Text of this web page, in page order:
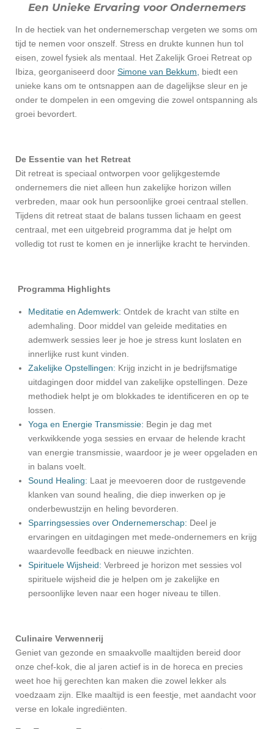
Een Unieke Ervaring voor Ondernemers
In de hectiek van het ondernemerschap vergeten we soms om
tijd te nemen voor onszelf. Stress en drukte kunnen hun tol
eisen, zowel fysiek als mentaal. Het Zakelijk Groei Retreat op
Ibiza, georganiseerd door Simone van Bekkum,
biedt een
unieke kans om te ontsnappen aan de dagelijkse sleur en je
onder te dompelen in een omgeving die zowel ontspanning als
groei bevordert.
De Essentie van het Retreat
Dit retreat is speciaal ontworpen voor gelijkgestemde
ondernemers die niet alleen hun zakelijke horizon willen
verbreden, maar ook hun persoonlijke groei centraal stellen.
Tijdens dit retreat staat de balans tussen lichaam en geest
centraal, met een uitgebreid programma dat je helpt om
volledig tot rust te komen en je innerlijke kracht te hervinden.
Programma Highlights
Meditatie en Ademwerk: Ontdek de kracht van stilte en
ademhaling. Door middel van geleide meditaties en
ademwerk sessies leer je hoe je stress kunt loslaten en
innerlijke rust kunt vinden.
Zakelijke Opstellingen: Krijg inzicht in je bedrijfsmatige
uitdagingen door middel van zakelijke opstellingen. Deze
methodiek helpt je om blokkades te identificeren en op te
lossen.
Yoga en Energie Transmissie: Begin je dag met
verkwikkende yoga sessies en ervaar de helende kracht
van energie transmissie, waardoor je je weer opgeladen en
in balans voelt.
Sound Healing: Laat je meevoeren door de rustgevende
klanken van sound healing, die diep inwerken op je
onderbewustzijn en heling bevorderen.
Sparringsessies over Ondernemerschap: Deel je
ervaringen en uitdagingen met mede-ondernemers en krijg
waardevolle feedback en nieuwe inzichten.
Spirituele Wijsheid: Verbreed je horizon met sessies vol
spirituele wijsheid die je helpen om je zakelijke en
persoonlijke leven naar een hoger niveau te tillen.
Culinaire Verwennerij
Geniet van gezonde en smaakvolle maaltijden bereid door
onze chef-kok, die al jaren actief is in de horeca en precies
weet hoe hij gerechten kan maken die zowel lekker als
voedzaam zijn. Elke maaltijd is een feestje, met aandacht voor
verse en lokale ingrediënten.